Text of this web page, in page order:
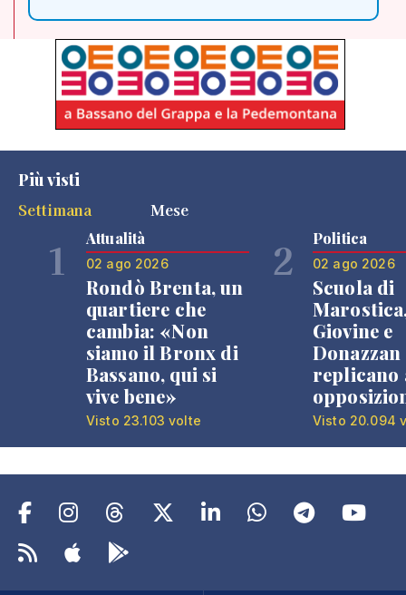
Più visti
Settimana
Mese
1 Attualità
02 ago 2026
Rondò Brenta, un
quartiere che
cambia: «Non
siamo il Bronx di
Bassano, qui si
vive bene»
Visto 23.103 volte
2 Politica
02 ago 2026
Scuola di
Giovine e
Donazzan
replicano
Visto 20.094